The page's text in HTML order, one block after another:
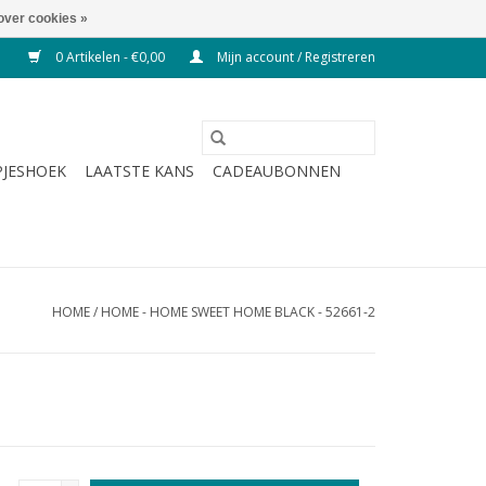
0 Artikelen - €0,00 Mijn account / Registreren
LAATSTE KANS
CADEAUBONNEN
HOME/ HOME - HOME SWEET HOME BLACK - 52661-2
cookies »